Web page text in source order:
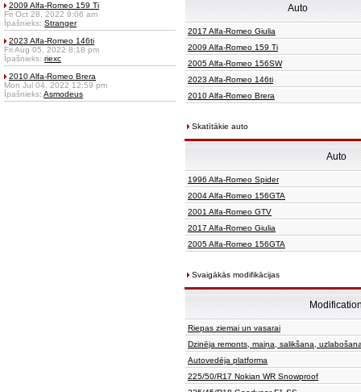
2009 Alfa-Romeo 159 Ti
Fri Oct 28, 2022 9:06 am
Īpašnieks: Stranger
2023 Alfa-Romeo 146ti
Fri Aug 05, 2022 8:18 pm
Īpašnieks: riexc
2010 Alfa-Romeo Brera
Mon Jul 04, 2022 12:59 pm
Īpašnieks: Asmodeus
Auto
2017 Alfa-Romeo Giulia
2009 Alfa-Romeo 159 Ti
2005 Alfa-Romeo 156SW
2023 Alfa-Romeo 146ti
2010 Alfa-Romeo Brera
Skatītākie auto
Auto
1996 Alfa-Romeo Spider
2004 Alfa-Romeo 156GTA
2001 Alfa-Romeo GTV
2017 Alfa-Romeo Giulia
2005 Alfa-Romeo 156GTA
Svaigākās modifikācijas
Riepas ziemai un vasarai
Dzinēja remonts, maiņa, salikšana,
Autovedēja platforma
225/50/R17 Nokian WR Snowproof